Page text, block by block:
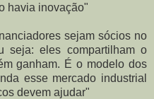
havia inovação"
sejam sócios no
seja: eles compartilham o
ganham. É o modelo dos
esse mercado industrial
devem ajudar"